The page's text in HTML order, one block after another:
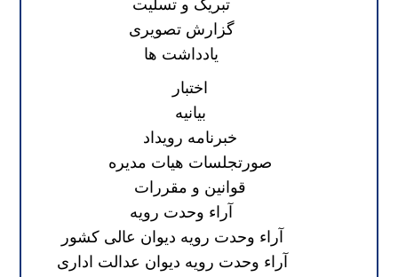
تبریک و تسلیت
گزارش تصویری
یادداشت ها
اختبار
بیانیه
خبرنامه رویداد
صورتجلسات هیات مدیره
قوانین و مقررات
آراء وحدت رویه
آراء وحدت رویه دیوان عالی کشور
آراء وحدت رویه دیوان عدالت اداری